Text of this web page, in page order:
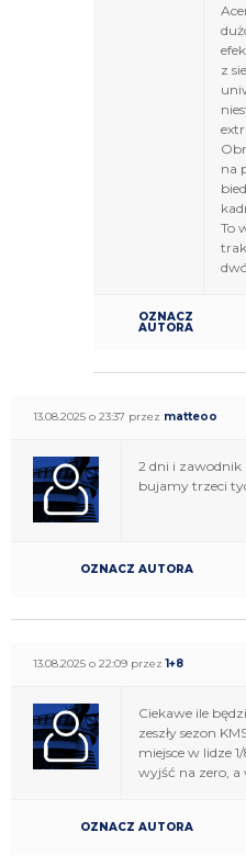
z
na
To
OZNACZ
AUTORA
13.08.2025 o 23:37 przez matteoo
2 dni i
bujamy trzeci
OZNACZ AUTORA
13.08.2025 o 22:09 przez1+8
Ciekawe ile
zeszły sezon
miejsce w lidze
wyjść na zero, a
OZNACZ AUTORA